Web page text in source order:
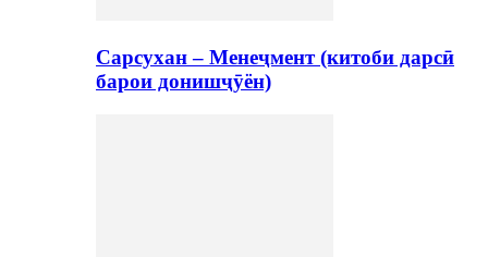
Сарсухан – Менеҷмент (китоби дарсӣ
барои донишҷӯён)